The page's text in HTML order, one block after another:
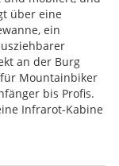
über eine
ein
an der Burg
Mountainbiker
bis Profis.
Infrarot-Kabine